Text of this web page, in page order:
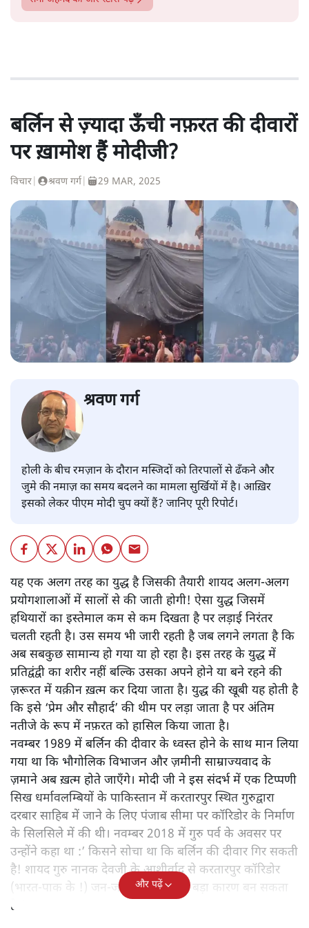
बर्लिन से ज़्यादा ऊँची नफ़रत की दीवारों
पर ख़ामोश हैं मोदीजी?
विचार श्रवण गर्ग 29 MAR, 2025
श्रवण गर्ग
होली के बीच रमज़ान के दौरान मस्जिदों को तिरपालों से ढँकने और
जुमे की नमाज़ का समय बदलने का मामला सुर्खियों में है। आख़िर
इसको लेकर पीएम मोदी चुप क्यों हैं? जानिए पूरी रिपोर्ट।
यह एक अलग तरह का युद्ध है जिसकी तैयारी शायद अलग-अलग
प्रयोगशालाओं में सालों से की जाती होगी! ऐसा युद्ध जिसमें
हथियारों का इस्तेमाल कम से कम दिखता है पर लड़ाई निरंतर
चलती रहती है। उस समय भी जारी रहती है जब लगने लगता है कि
अब सबकुछ सामान्य हो गया या हो रहा है। इस तरह के युद्ध में
प्रतिद्वंद्वी का शरीर नहीं बल्कि उसका अपने होने या बने रहने की
ज़रूरत में यक़ीन ख़त्म कर दिया जाता है। युद्ध की खूबी यह होती है
कि इसे ‘प्रेम और सौहार्द’ की थीम पर लड़ा जाता है पर अंतिम
नतीजे के रूप में नफ़रत को हासिल किया जाता है।
नवम्बर 1989 में बर्लिन की दीवार के ध्वस्त होने के साथ मान लिया
गया था कि भौगोलिक विभाजन और ज़मीनी साम्राज्यवाद के
ज़माने अब ख़त्म होते जाएँगे। मोदी जी ने इस संदर्भ में एक टिप्पणी
सिख धर्मावलम्बियों के पाकिस्तान में करतारपुर स्थित गुरुद्वारा
दरबार साहिब में जाने के लिए पंजाब सीमा पर कॉरिडोर के निर्माण
के सिलसिले में की थी। नवम्बर 2018 में गुरु पर्व के अवसर पर
उन्होंने कहा था :’ किसने सोचा था कि बर्लिन की दीवार गिर सकती
है! शायद गुरु नानक देवजी के आशीर्वाद से करतारपुर कॉरिडोर
(भारत-पाक के !) जन-जन को जोड़ने का बड़ा कारण बन सकता
है!‘
और पढ़ें